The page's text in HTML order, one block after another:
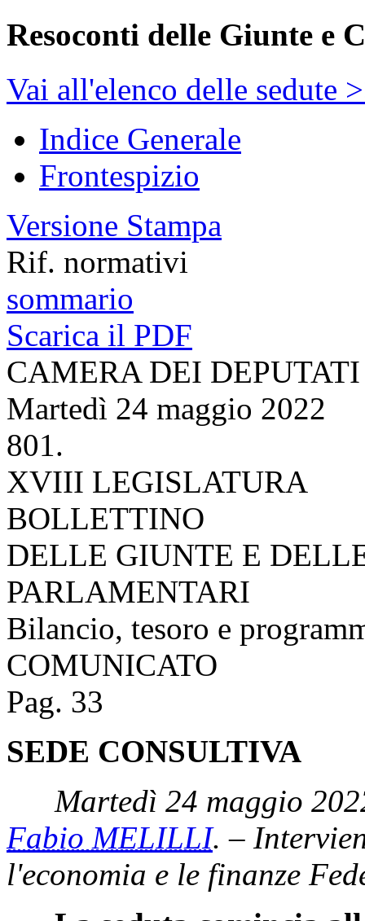
Resoconti delle Giunte e
Vai all'elenco delle sedute
Indice Generale
Frontespizio
Versione Stampa
Rif. normativi
sommario
Scarica il PDF
CAMERA DEI DEPUTATI
Martedì 24 maggio 2022
801.
XVIII LEGISLATURA
BOLLETTINO
DELLE GIUNTE E
PARLAMENTARI
Bilancio, tesoro e
COMUNICATO
Pag. 33
SEDE CONSULTIVA
Martedì 24 maggio
Fabio MELILLI. –
l'economia e le finanze